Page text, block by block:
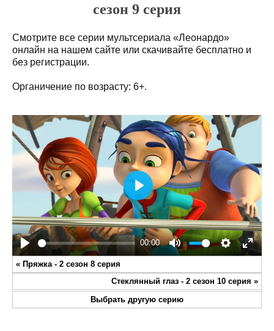
сезон 9 серия
Смотрите все серии мультсериала «Леонардо»
онлайн на нашем сайте или скачивайте бесплатно и
без регистрации.
Органичение по возрасту: 6+.
Play
00:00
Mute Settings
Enter
Play
« Пряжка - 2 сезон 8 серия
Стеклянный глаз - 2 сезон 10 серия »
Выбрать другую серию